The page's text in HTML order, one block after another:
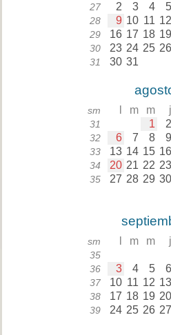
27 2 3 4 5
28 9 10 11 12
29 16 17 18 19
30 23 24 25 26
31 30 31
sm m m j
31 1 2
32 6 7 8 9
33 13 14 15 16
34 20 21 22 23
35 27 28 29 30
sm m m j
35
36 3 4 5 6
37 10 11 12 13
38 17 18 19 20
39 24 25 26 27